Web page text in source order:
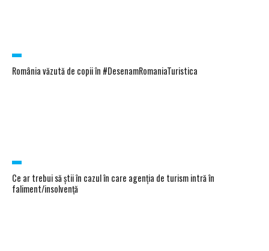
România văzută de copii în #DesenamRomaniaTuristica
Ce ar trebui să știi în cazul în care agenția de turism intră în
faliment/insolvență